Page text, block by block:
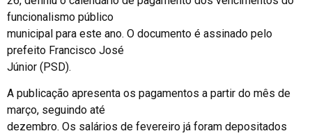
funcionalismo público
municipal para este ano. O documento é assinado pelo
prefeito Francisco José
Júnior (PSD).
A publicação apresenta os pagamentos a partir do mês de
março, seguindo até
dezembro. Os salários de fevereiro já foram depositados